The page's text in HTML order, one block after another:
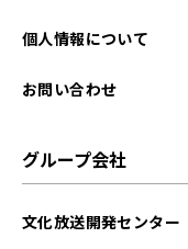
個人情報について
お問い合わせ
グループ会社
文化放送開発センター